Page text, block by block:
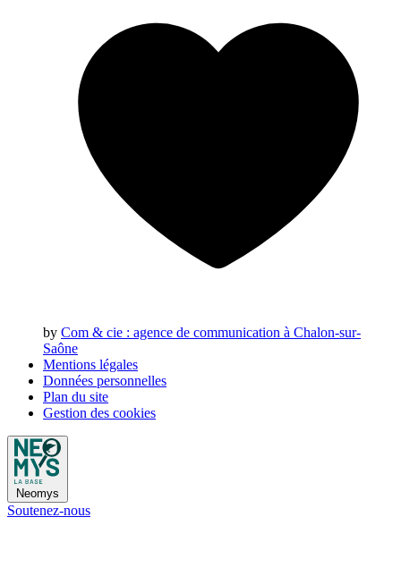
by Com & cie : agence de communication à Chalon-sur-
Saône
Mentions légales
Données personnelles
Plan du site
Gestion des cookies
Neomys
Soutenez-nous